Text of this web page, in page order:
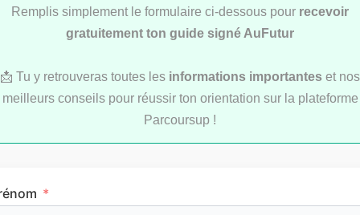
MÉTHODOLOGIE
au lycée ?
Remplis simplement le formulaire ci-dessous pour recevoir
gratuitement ton guide signé AuFutur
📩 Tu y retrouveras toutes les informations importantes et nos
meilleurs conseils pour réussir ton orientation sur la plateforme
Parcoursup !